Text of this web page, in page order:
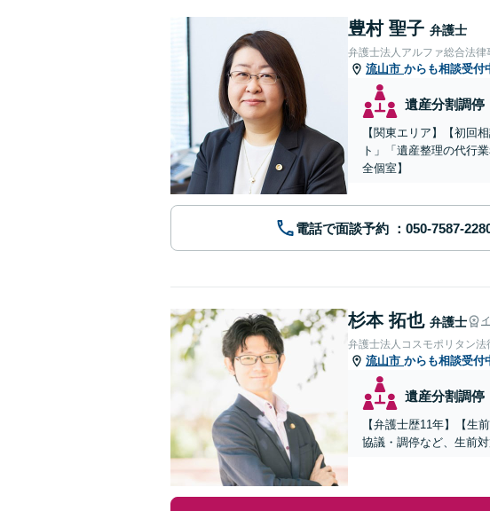
豊村 聖子 弁護士
弁護士法人アルファ総合法
流山市 からも相談受付
遺産分割調停
【関東エリア】【初回
ト」「遺産整理の代行
全個室】
電話で面談予約
杉本 拓也 弁護士
弁護士法人コスモポリタン法
流山市 からも相談受付
遺産分割調停
【弁護士歴11年】【生
協議・調停など、生前